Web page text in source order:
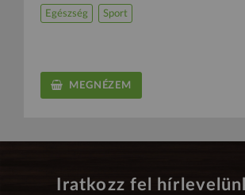
Egészség Sport
MEGNÉZEM
Iratkozz fel